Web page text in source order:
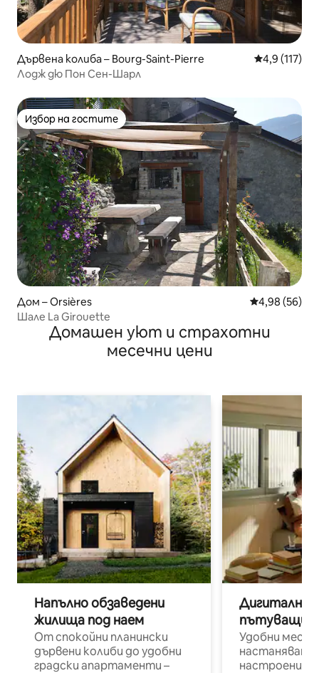
Дървена колиба – Bourg-Saint-Pierre Средна
4,9 (117)
Лодж дю Пон Сен-Шарл
Избор на гостите
Избор на гостите
Дом – Orsières Средна
4,98 (56)
Шале La Girouette
Домашен уют и страхотни
месечни цени
Напълно обзаведени
жилища под наем
От спокойни планински
дървени колиби до удобни
градски апартаменти –
Дигитални
пътуващи
Удобни
настаняване
настроени и